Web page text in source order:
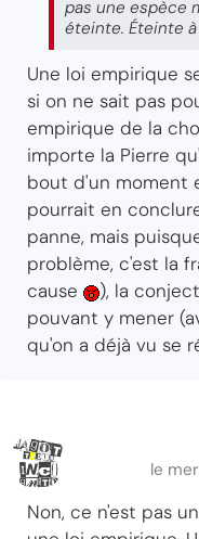
pas une espèce
éteinte. Éteinte
Une loi empirique
si on ne sait pas
empirique de la
importe la Pierre
bout d'un moment
pourrait en
panne, mais
problème, c'est la
cause
), la
pouvant y mener
qu'on a déjà vu se
le
Non, ce n'est pas